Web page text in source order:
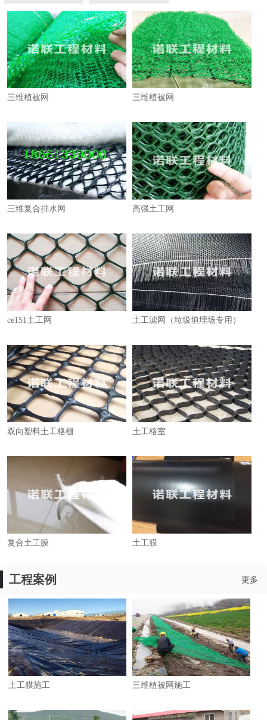
三维植被网 三维植被网
三维复合排水网 高强土工网
ce151土工网 土工滤网（垃圾填埋场专用）
双向塑料土工格栅 土工格室
复合土工膜 土工膜
工程案例 更多
土工膜施工 三维植被网施工